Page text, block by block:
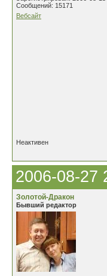
Сообщений: 15171
Вебсайт
Неактивен
2006-08-27
Золотой-Дракон
Бывший редактор